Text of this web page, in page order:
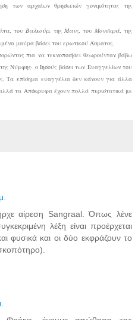
των αρχαίων θρησκειών γονιμότητας της
, του Βαλκούρ, της Μανς, του Μονσερά , της
μαύρα βάσει του ερωτικού Άσματος
πια να τεκνοποιήσει θεωρούνταν βάβω
Νύμφης· ο Ιησούς βάσει των Ευαγγελίων του
Τα επίσημα ευαγγέλια δεν κάνουν για άλλα
τα Απόκρυφα έχουν πολλά περιστατικά με
αίρεση Sangraal. Όπως λένε
λέξη είναι προέρχεται
φυσικά και οι δύο εκφράζουν το